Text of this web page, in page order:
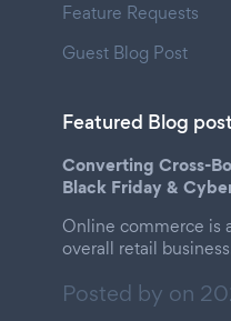
Feature Requests
Guest Blog Post
Featured Blog post
Converting Cross-
Black Friday &
Online commerce is
overall retail
Posted by on